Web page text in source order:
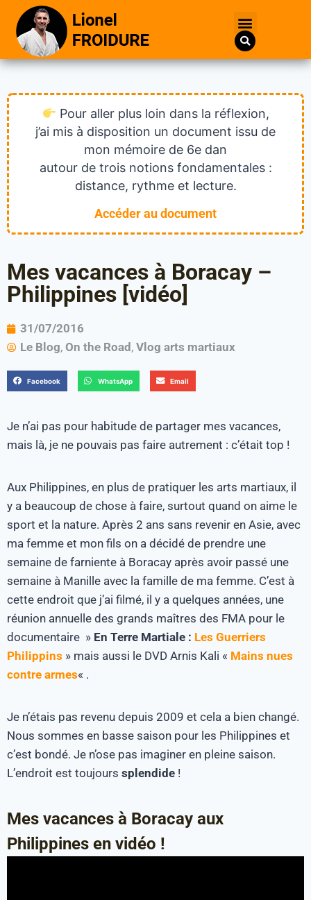
Pour aller plus loin dans la réflexion,
j’ai mis à disposition un document issu de
mon mémoire de 6e dan
autour de trois notions fondamentales :
distance, rythme et lecture.
Accéder au document
Mes vacances à Boracay –
Philippines [vidéo]
31/07/2016
Le Blog, On the Road , Vlog arts martiaux
Facebook WhatsApp Email
Je n’ai pas pour habitude de partager mes vacances,
mais là, je ne pouvais pas faire autrement : c’était top !
Aux Philippines, en plus de pratiquer les arts martiaux, il
y a beaucoup de chose à faire, surtout quand on aime le
sport et la nature. Après 2 ans sans revenir en Asie, avec
ma femme et mon fils on a décidé de prendre une
semaine de farniente à Boracay après avoir passé une
semaine à Manille avec la famille de ma femme. C’est à
cette endroit que j’ai filmé, il y a quelques années, une
réunion annuelle des grands maîtres des FMA pour le
documentaire » En Terre Martiale : Les Guerriers
Philippins » mais aussi le DVD Arnis Kali « Mains nues
contre armes« .
Je n’étais pas revenu depuis 2009 et cela a bien changé.
Nous sommes en basse saison pour les Philippines et
c’est bondé. Je n’ose pas imaginer en pleine saison.
L’endroit est toujours splendide !
Mes vacances à Boracay aux
Philippines en vidéo !